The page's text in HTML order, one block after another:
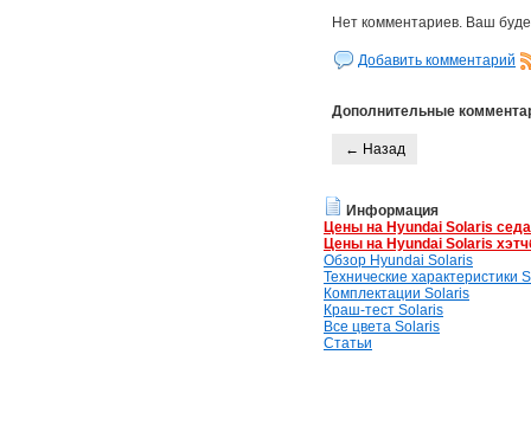
Нет комментариев. Ваш
Добавить комментарий
Дополнительные
← Назад
Информация
Цены на Hyundai Solaris
Цены на Hyundai Solaris
Обзор Hyundai Solaris
Технические характеристики
Комплектации Solaris
Краш-тест Solaris
Все цвета Solaris
Статьи